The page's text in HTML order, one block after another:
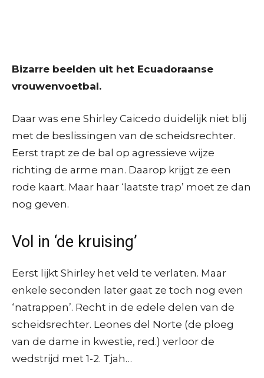
Bizarre beelden uit het Ecuadoraanse
vrouwenvoetbal.
Daar was ene Shirley Caicedo duidelijk niet blij
met de beslissingen van de scheidsrechter.
Eerst trapt ze de bal op agressieve wijze
richting de arme man. Daarop krijgt ze een
rode kaart. Maar haar ‘laatste trap’ moet ze dan
nog geven.
Vol in ‘de kruising’
Eerst lijkt Shirley het veld te verlaten. Maar
enkele seconden later gaat ze toch nog even
‘natrappen’. Recht in de edele delen van de
scheidsrechter. Leones del Norte (de ploeg
van de dame in kwestie, red.) verloor de
wedstrijd met 1-2. Tjah…